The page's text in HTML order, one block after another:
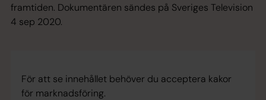
framtiden. Dokumentären sändes på Sveriges Television
4 sep 2020.
För att se innehållet behöver du acceptera kakor
för marknadsföring.